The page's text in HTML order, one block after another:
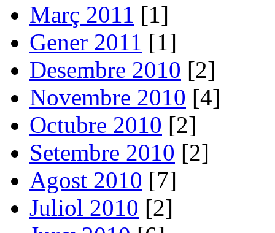
Març 2011 [1]
Gener 2011 [1]
Desembre 2010 [2]
Novembre 2010 [4]
Octubre 2010 [2]
Setembre 2010 [2]
Agost 2010 [7]
Juliol 2010 [2]